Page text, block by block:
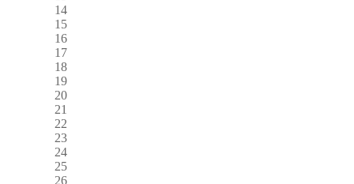
14
15
16
17
18
19
20
21
22
23
24
25
26